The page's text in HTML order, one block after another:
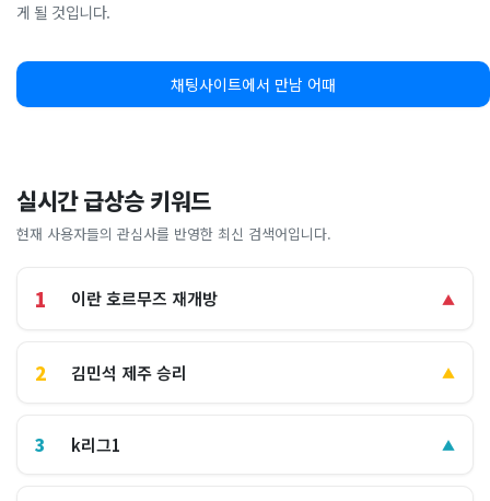
게 될 것입니다.
채팅사이트에서 만남 어때
실시간 급상승 키워드
현재 사용자들의 관심사를 반영한 최신 검색어입니다.
1 이란 호르무즈 재개방 ▲
2 김민석 제주 승리 ▲
3 k리그1 ▲